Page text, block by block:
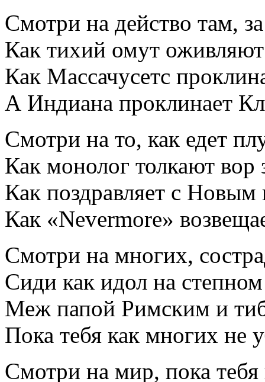
Смотри на действо там,
Как тихий омут
Как Массачусетс
А Индиана проклинает
Смотри на то, как едет
Как монолог толкают вор
Как поздравляет с
Как «Nevermore»
Смотри на многих,
Сиди как идол на
Меж папой Римским и
Пока тебя как многих не
Смотри на мир, пока тебя